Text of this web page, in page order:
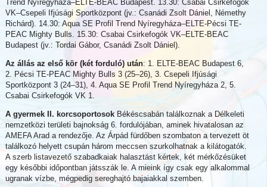
Trend Nyíregyháza–ELTE-BEAC Budapest. 13.30: Csabai Csirkefogók
VK–Csepeli Ifjúsági Sportközpont (jv.: Csanádi Zsolt Dániel, Némethy
Richárd). 14.30: Aqua SE Profil Trend Nyíregyháza–ELTE-Pécsi TE-
PEAC Mighty Bulls. 15.30: Csabai Csirkefogók VK–ELTE-BEAC
Budapest (jv.: Tordai Gábor, Csanádi Zsolt Dániel).
Az állás az első kör (két forduló) után: 1. ELTE-BEAC Budapest 6,
2. Pécsi TE-PEAC Mighty Bulls 3 (25–26), 3. Csepeli Ifjúsági
Sportközpont 3 (24–31), 4. Aqua SE Profil Trend Nyíregyháza 2, 5.
Csabai Csirkefogók VK 1.
A gyermek II. korcsoportosokBékéscsabán találkoznak a Délkeleti
nemzetközi területi bajnokság 6. fordulójában, aminek hivatalosan az
AMEFA Arad a rendezője. Az Árpád fürdőben szombaton a tervezett öt
találkozó helyett csupán három meccsen szurkolhatnak a kilátogatók.
A szerb listavezető szabadkaiak halasztást kértek, két mérkőzésüket
egy későbbi időpontban játsszák le. A mieink így csak egy alkalommal
ugranak vízbe, mégpedig sereghajtó bajaiakkal szemben.